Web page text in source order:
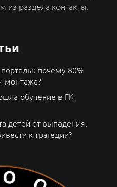
раздела контакты.
почему 80%
монтажа?
обучение в ГК
детей от выпадения.
к трагедии?